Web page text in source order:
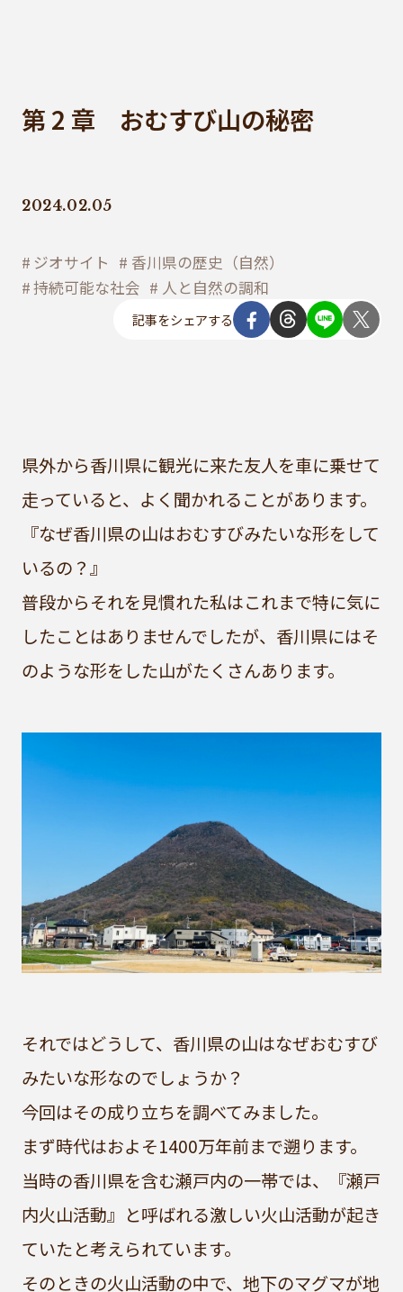
第 2 章 おむすび山の秘密
2024.02.05
ジオサイト
香川県の歴史（自然）
持続可能な社会
人と自然の調和
記事をシェアする
県外から香川県に観光に来た友人を車に乗せて
走っていると、よく聞かれることがあります。
『なぜ香川県の山はおむすびみたいな形をして
いるの？』
普段からそれを見慣れた私はこれまで特に気に
したことはありませんでしたが、香川県にはそ
のような形をした山がたくさんあります。
それではどうして、香川県の山はなぜおむすび
みたいな形なのでしょうか？
今回はその成り立ちを調べてみました。
まず時代はおよそ1400万年前まで遡ります。
当時の香川県を含む瀬戸内の一帯では、『瀬戸
内火山活動』と呼ばれる激しい火山活動が起き
ていたと考えられています。
そのときの火山活動の中で、地下のマグマが地